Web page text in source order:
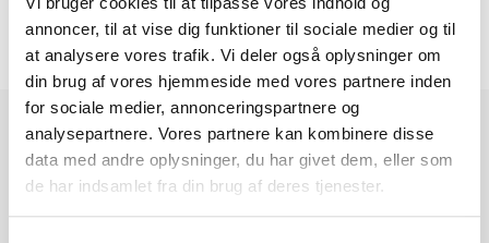
annoncer, til at vise dig funktioner til sociale medier og til
at analysere vores trafik. Vi deler også oplysninger om
din brug af vores hjemmeside med vores partnere inden
for sociale medier, annonceringspartnere og
analysepartnere. Vores partnere kan kombinere disse
data med andre oplysninger, du har givet dem, eller som
de har indsamlet fra din brug af deres tjenester.
INFORMATION FØR DU BESTILLLER
PRODUKTGRUPPER
Industri Emballage
Reklame Emballage